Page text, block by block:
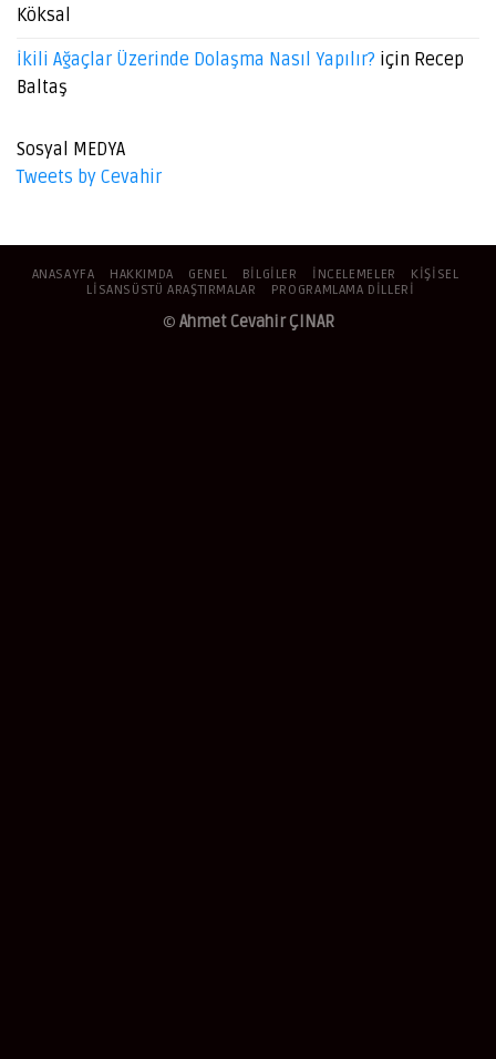
Köksal
İkili Ağaçlar Üzerinde Dolaşma Nasıl Yapılır? için Recep
Baltaş
Sosyal MEDYA
Tweets by Cevahir
ANASAYFA HAKKIMDA GENEL BILGILER İNCELEMELER
KIŞISEL
LISANSÜSTÜ ARAŞTIRMALAR
PROGRAMLAMA DILLERI
© Ahmet Cevahir ÇINAR